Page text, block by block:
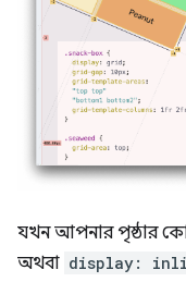
যখন আপনার পৃষ্ঠার
অথবা display: